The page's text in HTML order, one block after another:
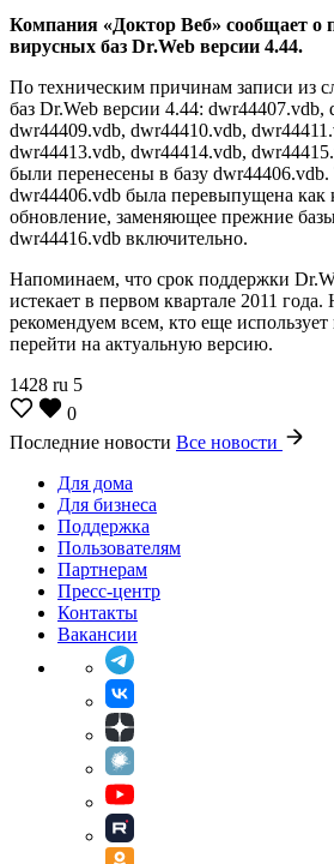
Компания «Доктор Веб» сообщает о
вирусных баз Dr.Web версии 4.44.
По техническим причинам записи из
баз Dr.Web версии 4.44: dwr44407.vdb,
dwr44409.vdb, dwr44410.vdb,
dwr44413.vdb, dwr44414.vdb,
были перенесены в базу dwr44406.vdb.
dwr44406.vdb была перевыпущена как
обновление, заменяющее прежние
dwr44416.vdb включительно.
Напоминаем, что срок поддержки
истекает в первом квартале 2011 года.
рекомендуем всем, кто еще
перейти на актуальную версию.
1428 ru 5
0
Последние новости Все новости
Для дома
Для бизнеса
Поддержка
Пользователям
Партнерам
Пресс-центр
Контакты
Вакансии